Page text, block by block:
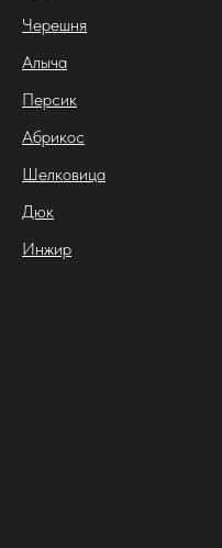
Черешня
Алыча
Персик
Абрикос
Шелковица
Дюк
Инжир